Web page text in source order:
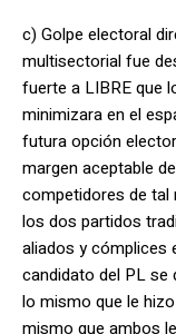
c) Golpe electoral
multisectorial fue
fuerte a LIBRE que
minimizara en el
futura opción
margen aceptable
competidores de tal
los dos partidos
aliados y cómplices
candidato del PL se
lo mismo que le
mismo que ambos